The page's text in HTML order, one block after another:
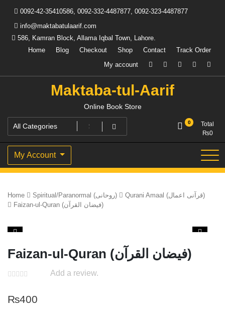
content
0092-42-35410586, 0092-332-4487877, 0092-323-4487877
info@maktabatulaarif.com
586, Kamran Block, Allama Iqbal Town, Lahore.
Home
Blog Checkout Shop Contact
Track Order
My account
Maktaba-tul-Aarif
Online Book Store
0
Total
₨0
My Account
Home Spiritual/Paranormal (روحانی)
Qurani Amaal (قرآنی اعمال)
Faizan-ul-Quran (فیضان القرآن)
Faizan-ul-Quran (فیضان القرآن)
Add a review.
₨400